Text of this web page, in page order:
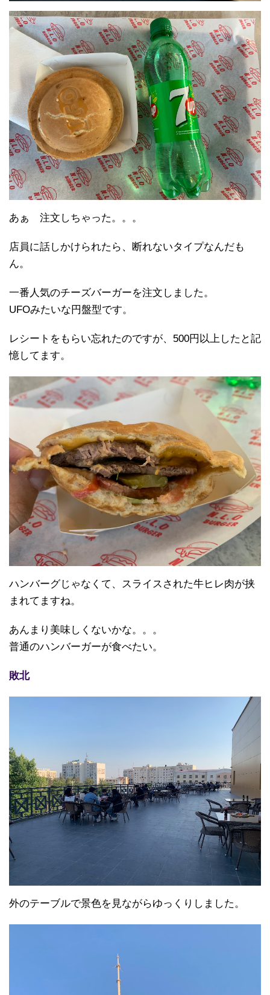
あぁ 注文しちゃった。。。
店員に話しかけられたら、断れないタイプなんだも
ん。
一番人気のチーズバーガーを注文しました。
UFOみたいな円盤型です。
レシートをもらい忘れたのですが、500円以上したと記
憶してます。
ハンバーグじゃなくて、スライスされた牛ヒレ肉が挟
まれてますね。
あんまり美味しくないかな。。。
普通のハンバーガーが食べたい。
敗北
外のテーブルで景色を見ながらゆっくりしました。